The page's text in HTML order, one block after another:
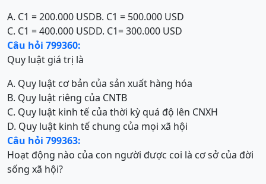
A. C1 = 200.000 USDB. C1 = 500.000 USD
C. C1 = 400.000 USDD. C1= 300.000 USD
Câu hỏi 799360:
Quy luật giá trị là
A. Quy luật cơ bản của sản xuất hàng hóa
B. Quy luật riêng của CNTB
C. Quy luật kinh tế của thời kỳ quá độ lên CNXH
D. Quy luật kinh tế chung của mọi xã hội
Câu hỏi 799363:
Hoạt động nào của con người được coi là cơ sở của đời
sống xã hội?